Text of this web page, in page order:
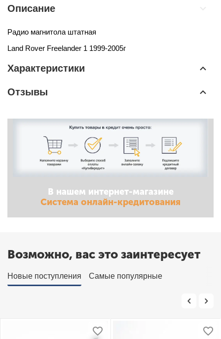
Описание
Радио магнитола штатная
Land Rover Freelander 1 1999-2005г
Характеристики
Отзывы
В нашем интернет-магазине
Система онлайн-кредитования
Возможно, вас это заинтересует
Новые поступления Самые популярные